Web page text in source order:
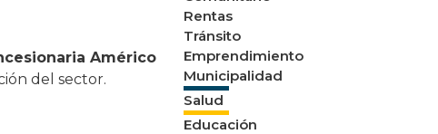
Américo
del sector.
Rentas
Tránsito
Emprendimiento
Municipalidad
Salud
Educación